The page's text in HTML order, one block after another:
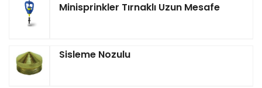
Minisprinkler Tırnaklı Uzun Mesafe
Sisleme Nozulu